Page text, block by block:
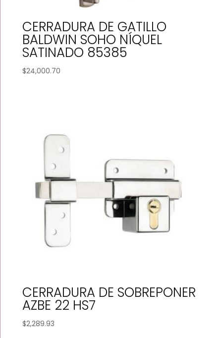
CERRADURA DE GATILLO
BALDWIN SOHO NÍQUEL
SATINADO 85385
$24,000.70
CERRADURA DE SOBREPONER
AZBE 22 HS7
$2,289.93